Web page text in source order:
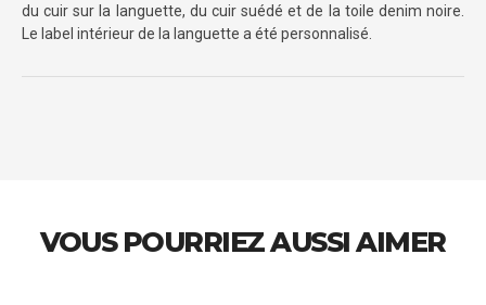
du cuir sur la languette, du cuir suédé et de la toile denim noire.
Le label intérieur de la languette a été personnalisé.
VOUS POURRIEZ AUSSI AIMER